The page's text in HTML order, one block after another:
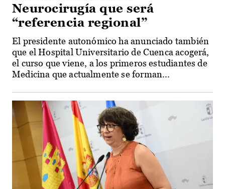
Neurocirugía que será
“referencia regional”
El presidente autonómico ha anunciado también
que el Hospital Universitario de Cuenca acogerá,
el curso que viene, a los primeros estudiantes de
Medicina que actualmente se forman...